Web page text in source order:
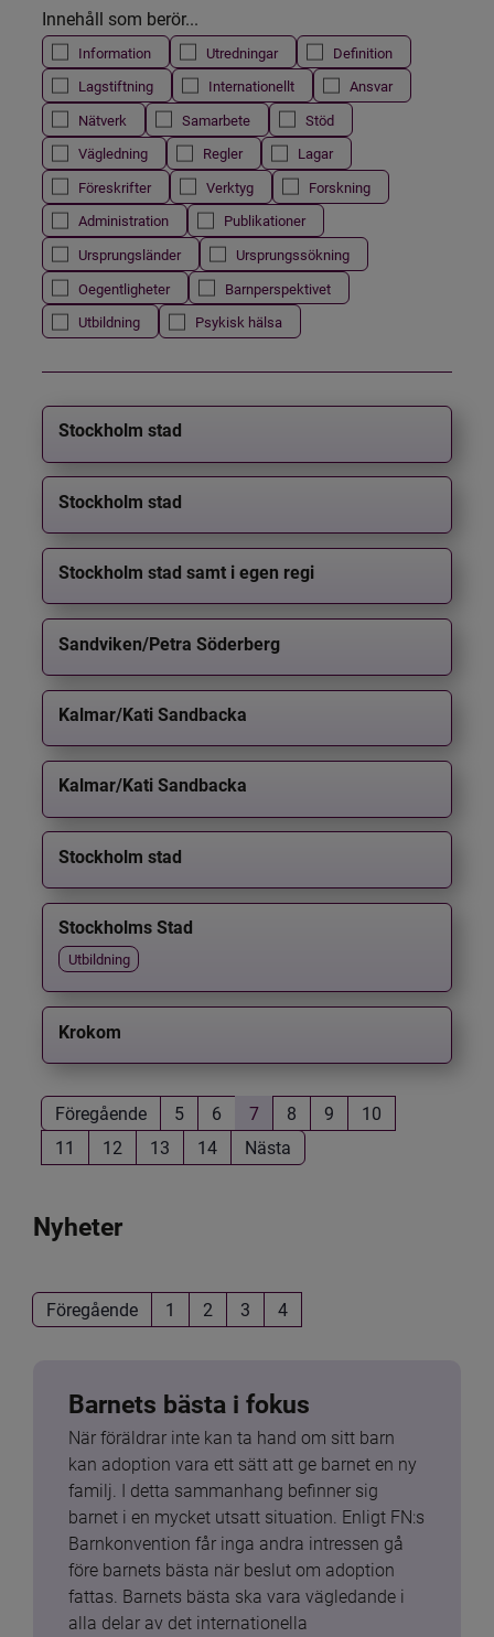
Innehåll som berör...
Information Utredningar
Definition
Lagstiftning
Internationellt
Ansvar
Nätverk
Samarbete
Stöd
Vägledning
Regler
Lagar
Föreskrifter
Verktyg
Forskning
Administration
Publikationer
Ursprungsländer
Ursprungssökning
Oegentligheter
Barnperspektivet
Utbildning
Psykisk hälsa
Stockholm stad
Stockholm stad
Stockholm stad samt i egen regi
Sandviken/Petra Söderberg
Kalmar/Kati Sandbacka
Kalmar/Kati Sandbacka
Stockholm stad
Stockholms Stad
Utbildning
Krokom
Föregående 5 6 7 8 9
10
11
12 13 14 Nästa
Nyheter
Föregående 1 2 3 4
Barnets bästa i fokus
När föräldrar inte kan ta hand om sitt barn
kan adoption vara ett sätt att ge barnet en ny
familj. I detta sammanhang befinner sig
barnet i en mycket utsatt situation. Enligt FN:s
Barnkonvention får inga andra intressen gå
före barnets bästa när beslut om adoption
fattas. Barnets bästa ska vara vägledande i
alla delar av det internationella